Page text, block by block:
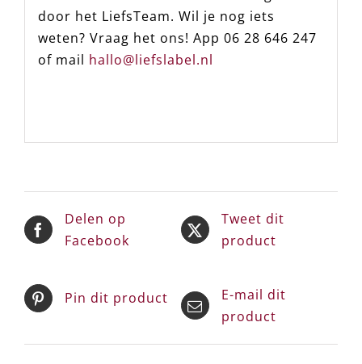
door het LiefsTeam. Wil je nog iets
weten? Vraag het ons! App 06 28 646 247
of mail hallo@liefslabel.nl
Delen op
Facebook
Tweet dit
product
Pin dit product
E-mail dit
product